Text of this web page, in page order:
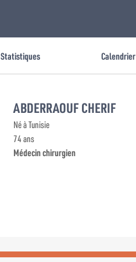
Statistiques Calendrier
ABDERRAOUF CHERIF
Né à Tunisie
74 ans
Médecin chirurgien